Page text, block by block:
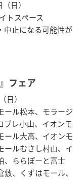
日）
トスペース
止になる可能性が
フェア
日）
ール松本、モラージ
ブレ小山、イオンモ
ール大高、イオンモ
ールむさし村山、イ
、ららぽーと富士
、くずはモール、